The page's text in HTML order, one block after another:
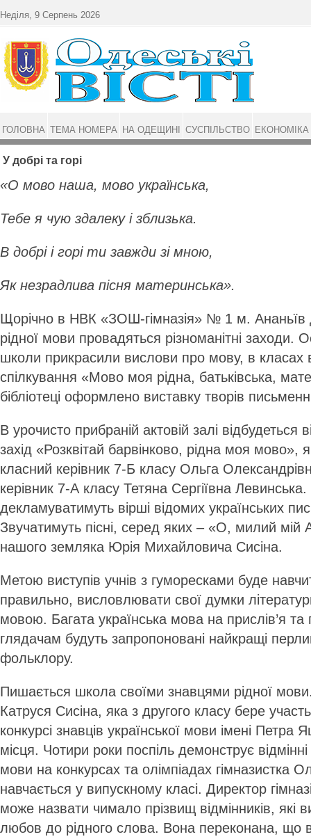
У добрі та горі
«О мово наша, мово українська,
Тебе я чую здалеку і зблизька.
В добрі і горі ти завжди зі мною,
Як незрадлива пісня материнська».
Щорічно в НВК «ЗОШ-гімназія» № 1 м. Ананьїв
рідної мови провадяться різноманітні заходи.
школи прикрасили вислови про мову, в класах
спілкування «Мово моя рідна, батьківська,
бібліотеці оформлено виставку творів
В урочисто прибраній актовій залі відбудеться
захід «Розквітай барвінково, рідна моя мово»,
класний керівник 7-Б класу Ольга
керівник 7-А класу Тетяна Сергіївна Левинська.
декламуватимуть вірші відомих українських
Звучатимуть пісні, серед яких – «О, милий мій
нашого земляка Юрія Михайловича Сисіна.
Метою виступів учнів з гуморесками буде
правильно, висловлювати свої думки
мовою. Багата українська мова на прислів’я та
глядачам будуть запропоновані найкращі
фольклору.
Пишається школа своїми знавцями рідної
Катруся Сисіна, яка з другого класу бере
конкурсі знавців української мови імені Петра
місця. Чотири роки поспіль демонструє відмінні
мови на конкурсах та олімпіадах гімназистка
навчається у випускному класі. Директор
може назвати чимало прізвищ відмінників, які
любов до рідного слова. Вона переконана, що
Неділя, 9 Серпень 2026
ГОЛОВНА ТЕМА НОМЕРА НА ОДЕЩИНІ СУСПІЛЬСТВО ЕКОНОМІКА